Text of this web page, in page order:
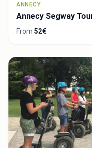
ANNECY
Annecy Segway
From 52€